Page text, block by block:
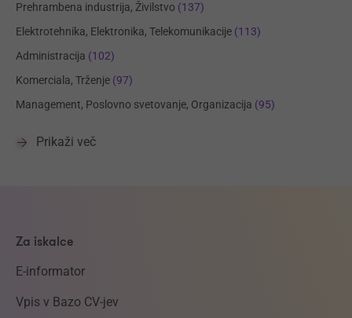
Prehrambena industrija, Živilstvo (137)
Elektrotehnika, Elektronika, Telekomunikacije (113)
Administracija (102)
Komerciala, Trženje (97)
Management, Poslovno svetovanje, Organizacija (95)
Prikaži več
Za iskalce
E-informator
Vpis v Bazo CV-jev